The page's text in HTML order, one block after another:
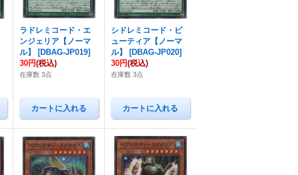
ラドレミコード・エ
ンジェリア【ノーマ
ル】
[DBAG-JP019]
30円(税込)
在庫数 3点
シドレミコード・ビ
ューティア【ノーマ
ル】
[DBAG-JP020]
30円(税込)
在庫数 3点